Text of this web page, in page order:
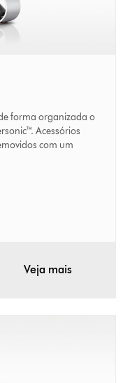
forma organizada o
Acessórios
com um
Veja mais